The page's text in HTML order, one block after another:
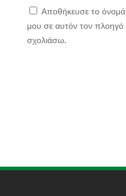
Αποθήκευσε το
μου σε αυτόν τον
σχολιάσω.